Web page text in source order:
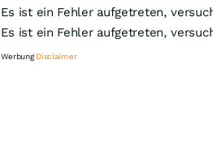
Es ist ein Fehler aufgetreten,
Es ist ein Fehler aufgetreten,
WerbungDisclaimer